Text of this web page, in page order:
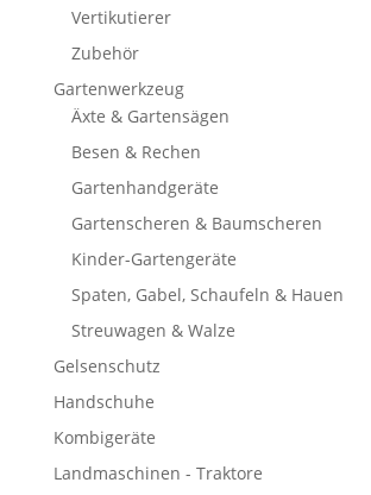
Vertikutierer
Zubehör
Gartenwerkzeug
Äxte & Gartensägen
Besen & Rechen
Gartenhandgeräte
Gartenscheren & Baumscheren
Kinder-Gartengeräte
Spaten, Gabel, Schaufeln & Hauen
Streuwagen & Walze
Gelsenschutz
Handschuhe
Kombigeräte
Landmaschinen - Traktore